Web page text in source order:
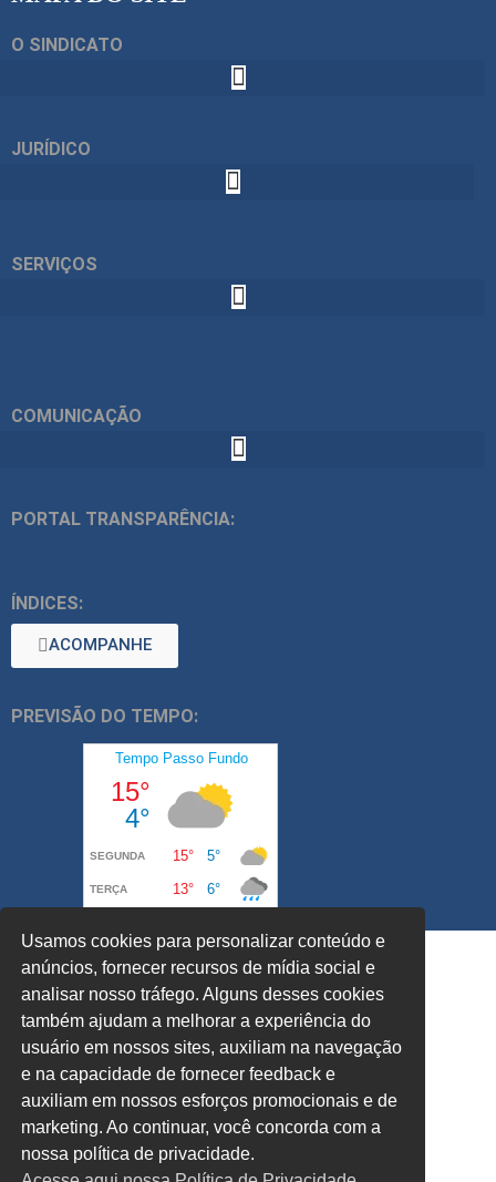
O SINDICATO
JURÍDICO
SERVIÇOS
COMUNICAÇÃO
PORTAL TRANSPARÊNCIA:
ÍNDICES:
ACOMPANHE
PREVISÃO DO TEMPO:
Usamos cookies para personalizar conteúdo e
anúncios, fornecer recursos de mídia social e
analisar nosso tráfego. Alguns desses cookies
também ajudam a melhorar a experiência do
usuário em nossos sites, auxiliam na navegação
e na capacidade de fornecer feedback e
auxiliam em nossos esforços promocionais e de
marketing. Ao continuar, você concorda com a
nossa política de privacidade.